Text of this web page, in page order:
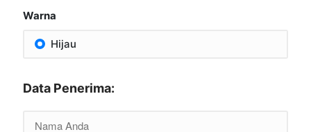
Warna
Hijau
Data Penerima: